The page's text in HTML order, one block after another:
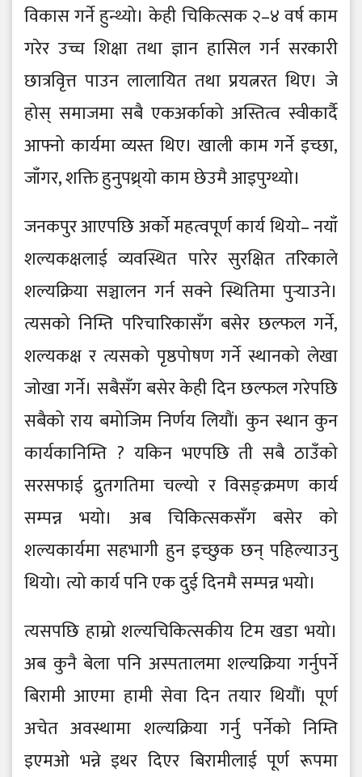
विकास गर्ने हुन्थ्यो। केही चिकित्सक २–४ वर्ष काम
गरेर उच्च शिक्षा तथा ज्ञान हासिल गर्न सरकारी
छात्रवृित्त पाउन लालायित तथा प्रयत्नरत थिए। जे
होस् समाजमा सबै एकअर्काको अस्तित्व स्वीकार्दै
आफ्नो कार्यमा व्यस्त थिए। खाली काम गर्ने इच्छा,
जाँगर, शक्ति हुनुपथ्र्याे काम छेउमै आइपुग्थ्यो।
जनकपुर आएपछि अर्काे महत्वपूर्ण कार्य थियो– नयाँ
शल्यकक्षलाई व्यवस्थित पारेर सुरक्षित तरिकाले
शल्यक्रिया सञ्चालन गर्न सक्ने स्थितिमा पुर्‍याउने।
त्यसको निम्ति परिचारिकासँग बसेर छल्फल गर्ने,
शल्यकक्ष र त्यसको पृष्ठपोषण गर्ने स्थानको लेखा
जोखा गर्ने। सबैसँग बसेर केही दिन छल्फल गरेपछि
सबैको राय बमोजिम निर्णय लियौं। कुन स्थान कुन
कार्यकानिम्ति ? यकिन भएपछि ती सबै ठाउँको
सरसफाई द्रुतगतिमा चल्यो र विसङ्क्रमण कार्य
सम्पन्न भयो। अब चिकित्सकसँग बसेर को
शल्यकार्यमा सहभागी हुन इच्छुक छन् पहिल्याउनु
थियो। त्यो कार्य पनि एक दुई दिनमै सम्पन्न भयो।
त्यसपछि हाम्रो शल्यचिकित्सकीय टिम खडा भयो।
अब कुनै बेला पनि अस्पतालमा शल्यक्रिया गर्नुपर्ने
बिरामी आएमा हामी सेवा दिन तयार थियौं। पूर्ण
अचेत अवस्थामा शल्यक्रिया गर्नु पर्नेको निम्ति
इएमओ भन्ने इथर दिएर बिरामीलाई पूर्ण रूपमा